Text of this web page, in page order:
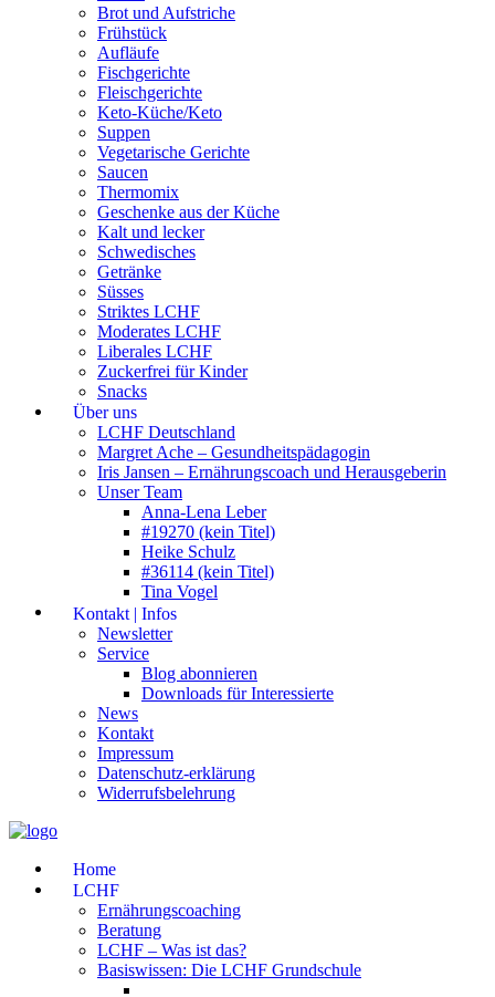
Brot und Aufstriche
Frühstück
Aufläufe
Fischgerichte
Fleischgerichte
Keto-Küche/Keto
Suppen
Vegetarische Gerichte
Saucen
Thermomix
Geschenke aus der Küche
Kalt und lecker
Schwedisches
Getränke
Süsses
Striktes LCHF
Moderates LCHF
Liberales LCHF
Zuckerfrei für Kinder
Snacks
Über uns
LCHF Deutschland
Margret Ache – Gesundheitspädagogin
Iris Jansen – Ernährungscoach und Herausgeberin
Unser Team
Anna-Lena Leber
#19270 (kein Titel)
Heike Schulz
#36114 (kein Titel)
Tina Vogel
Kontakt | Infos
Newsletter
Service
Blog abonnieren
Downloads für Interessierte
News
Kontakt
Impressum
Datenschutz-erklärung
Widerrufsbelehrung
Home
LCHF
Ernährungscoaching
Beratung
LCHF – Was ist das?
Basiswissen: Die LCHF Grundschule